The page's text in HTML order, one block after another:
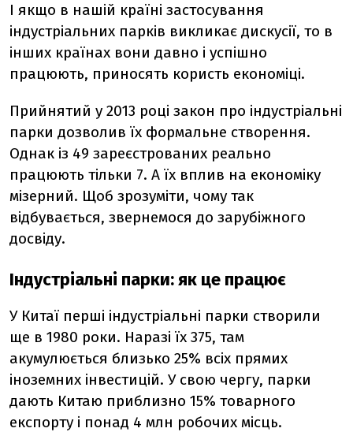
І якщо в нашій країні застосування
індустріальних парків викликає дискусії, то в
інших країнах вони давно і успішно
працюють, приносять користь економіці.
Прийнятий у 2013 році закон про індустріальні
парки дозволив їх формальне створення.
Однак із 49 зареєстрованих реально
працюють тільки 7. А їх вплив на економіку
мізерний. Щоб зрозуміти, чому так
відбувається, звернемося до зарубіжного
досвіду.
Індустріальні парки: як це працює
У Китаї перші індустріальні парки створили
ще в 1980 роки. Наразі їх 375, там
акумулюється близько 25% всіх прямих
іноземних інвестицій. У свою чергу, парки
дають Китаю приблизно 15% товарного
експорту і понад 4 млн робочих місць.